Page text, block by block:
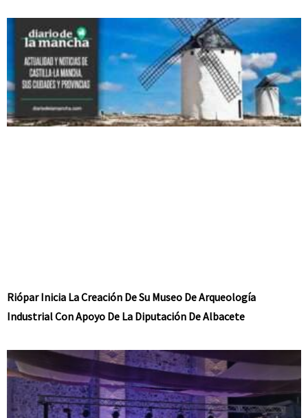
Riópar Inicia La Creación De Su Museo De Arqueología
Industrial Con Apoyo De La Diputación De Albacete